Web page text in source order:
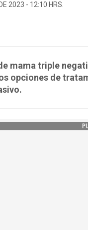
2023 - 12:10 HRS.
mama triple
opciones de